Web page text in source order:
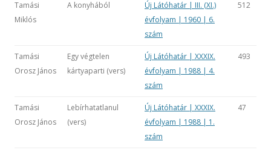
Tamási
Miklós
A konyhából
Új Látóhatár | III. (XI.)
évfolyam | 1960 | 6.
szám
512
Tamási
Orosz János
Egy végtelen
kártyaparti (vers)
Új Látóhatár | XXXIX.
évfolyam | 1988 | 4.
szám
493
Tamási
Orosz János
Lebírhatatlanul
(vers)
Új Látóhatár | XXXIX.
évfolyam | 1988 | 1.
szám
47